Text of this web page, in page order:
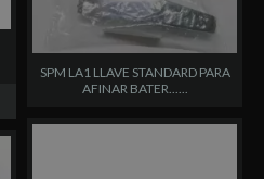
SPM LA1 LLAVE STANDARD PARA
AFINAR BATER......